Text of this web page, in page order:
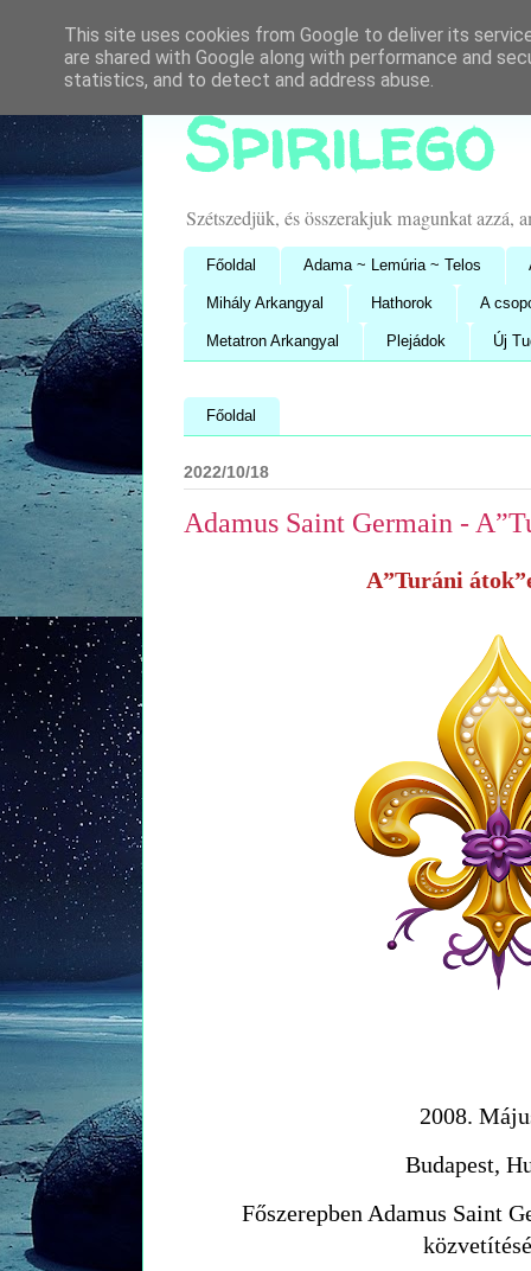
Spirilego
Szétszedjük, és összerakjuk magunkat azzá,
Főoldal Adama ~ Lemúria ~ Telos
Mihály Arkangyal Hathorok A
Metatron Arkangyal Plejádok Új
Főoldal
2022/10/18
Adamus Saint Germain -
A”Turáni
2008.
Budapest,
Főszerepben Adamus Saint
This site uses cookies from Google to deliver its
are shared with Google along with performance and
statistics, and to detect and address abuse.